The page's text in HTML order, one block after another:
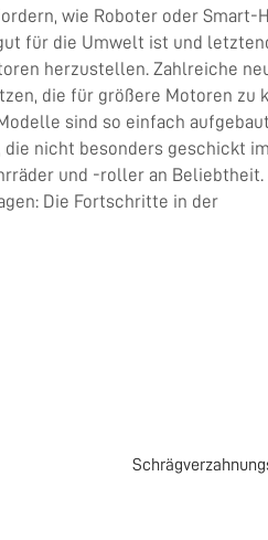
wie Roboter oder Smart-
für die Umwelt ist und
herzustellen. Zahlreiche
die für größere Motoren zu
sind so einfach
nicht besonders geschickt
und -roller an Beliebtheit.
Die Fortschritte in der